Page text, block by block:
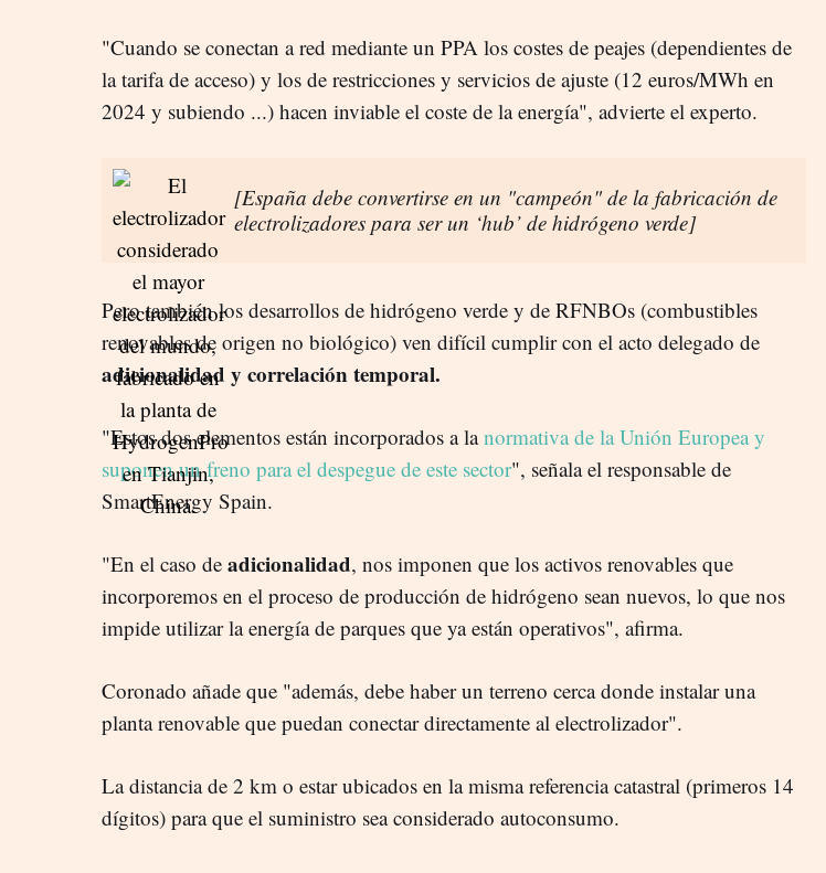
"Cuando se conectan a red mediante un PPA los costes de peajes (dependientes de
la tarifa de acceso) y los de restricciones y servicios de ajuste (12 euros/MWh en
2024 y subiendo ...) hacen inviable el coste de la energía", advierte el experto.
[España debe convertirse en un "campeón" de la fabricación de
electrolizadores para ser un ‘hub’ de hidrógeno verde]
Pero también los desarrollos de hidrógeno verde y de RFNBOs (combustibles
renovables de origen no biológico) ven difícil cumplir con el acto delegado de
adicionalidad y correlación temporal.
"Estos dos elementos están incorporados a lanormativa de la Unión Europea y
suponen un freno para el despegue de este sector", señala el responsable de
SmartEnergy Spain.
"En el caso de adicionalidad, nos imponen que los activos renovables que
incorporemos en el proceso de producción de hidrógeno sean nuevos, lo que nos
impide utilizar la energía de parques que ya están operativos", afirma.
Coronado añade que "además, debe haber un terreno cerca donde instalar una
planta renovable que puedan conectar directamente al electrolizador".
La distancia de 2 km o estar ubicados en la misma referencia catastral (primeros 14
dígitos) para que el suministro sea considerado autoconsumo.